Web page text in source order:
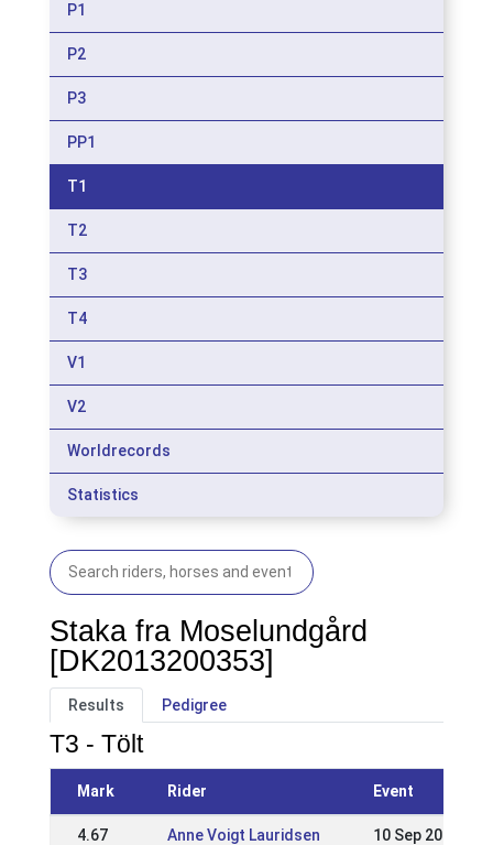
P1
P2
P3
PP1
T1
T2
T3
T4
V1
V2
Worldrecords
Statistics
Staka fra Moselundgård
[DK2013200353]
Results Pedigree
T3 - Tölt
Mark Rider Event
4.67 Anne Voigt Lauridsen
10 Sep 2023